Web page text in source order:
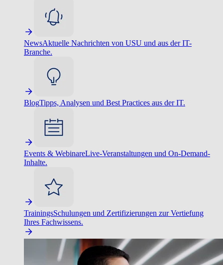
NewsAktuelle Nachrichten von USU und aus der IT-
Branche.
BlogTipps, Analysen und Best Practices aus der IT.
Events & WebinareLive-Veranstaltungen und On-Demand-
Inhalte.
TrainingsSchulungen und Zertifizierungen zur Vertiefung
Ihres Fachwissens.